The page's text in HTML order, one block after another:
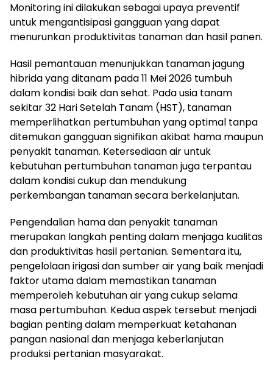
Monitoring ini dilakukan sebagai upaya preventif
untuk mengantisipasi gangguan yang dapat
menurunkan produktivitas tanaman dan hasil panen.
Hasil pemantauan menunjukkan tanaman jagung
hibrida yang ditanam pada 11 Mei 2026 tumbuh
dalam kondisi baik dan sehat. Pada usia tanam
sekitar 32 Hari Setelah Tanam (HST), tanaman
memperlihatkan pertumbuhan yang optimal tanpa
ditemukan gangguan signifikan akibat hama maupun
penyakit tanaman. Ketersediaan air untuk
kebutuhan pertumbuhan tanaman juga terpantau
dalam kondisi cukup dan mendukung
perkembangan tanaman secara berkelanjutan.
Pengendalian hama dan penyakit tanaman
merupakan langkah penting dalam menjaga kualitas
dan produktivitas hasil pertanian. Sementara itu,
pengelolaan irigasi dan sumber air yang baik menjadi
faktor utama dalam memastikan tanaman
memperoleh kebutuhan air yang cukup selama
masa pertumbuhan. Kedua aspek tersebut menjadi
bagian penting dalam memperkuat ketahanan
pangan nasional dan menjaga keberlanjutan
produksi pertanian masyarakat.